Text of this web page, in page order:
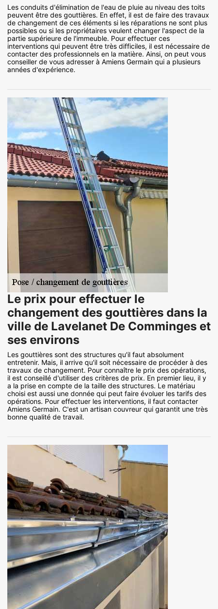
Les conduits d'élimination de l'eau de pluie au niveau des toits
peuvent être des gouttières. En effet, il est de faire des travaux
de changement de ces éléments si les réparations ne sont plus
possibles ou si les propriétaires veulent changer l'aspect de la
partie supérieure de l'immeuble. Pour effectuer ces
interventions qui peuvent être très difficiles, il est nécessaire de
contacter des professionnels en la matière. Ainsi, on peut vous
conseiller de vous adresser à Amiens Germain qui a plusieurs
années d'expérience.
Le prix pour effectuer le
changement des gouttières dans la
ville de Lavelanet De Comminges et
ses environs
Les gouttières sont des structures qu'il faut absolument
entretenir. Mais, il arrive qu'il soit nécessaire de procéder à des
travaux de changement. Pour connaître le prix des opérations,
il est conseillé d'utiliser des critères de prix. En premier lieu, il y
a la prise en compte de la taille des structures. Le matériau
choisi est aussi une donnée qui peut faire évoluer les tarifs des
opérations. Pour effectuer les interventions, il faut contacter
Amiens Germain. C'est un artisan couvreur qui garantit une très
bonne qualité de travail.